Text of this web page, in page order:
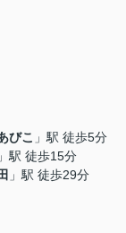
びこ 」駅 徒歩5分
駅 徒歩15分
」駅 徒歩29分